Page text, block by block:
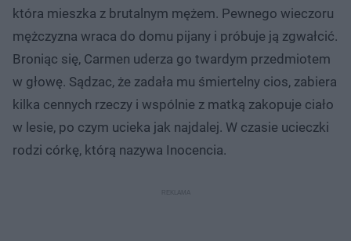
która mieszka z brutalnym mężem. Pewnego wieczoru
mężczyzna wraca do domu pijany i próbuje ją zgwałcić.
Broniąc się, Carmen uderza go twardym przedmiotem
w głowę. Sądzac, że zadała mu śmiertelny cios, zabiera
kilka cennych rzeczy i wspólnie z matką zakopuje ciało
w lesie, po czym ucieka jak najdalej. W czasie ucieczki
rodzi córkę, którą nazywa Inocencia.